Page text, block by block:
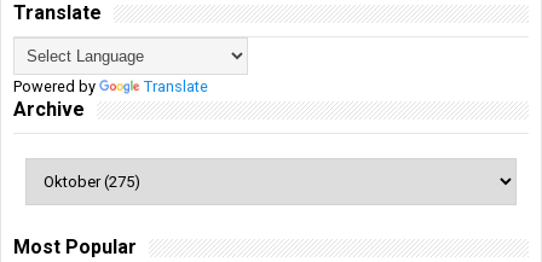
Translate
Powered by Translate
Archive
Most Popular